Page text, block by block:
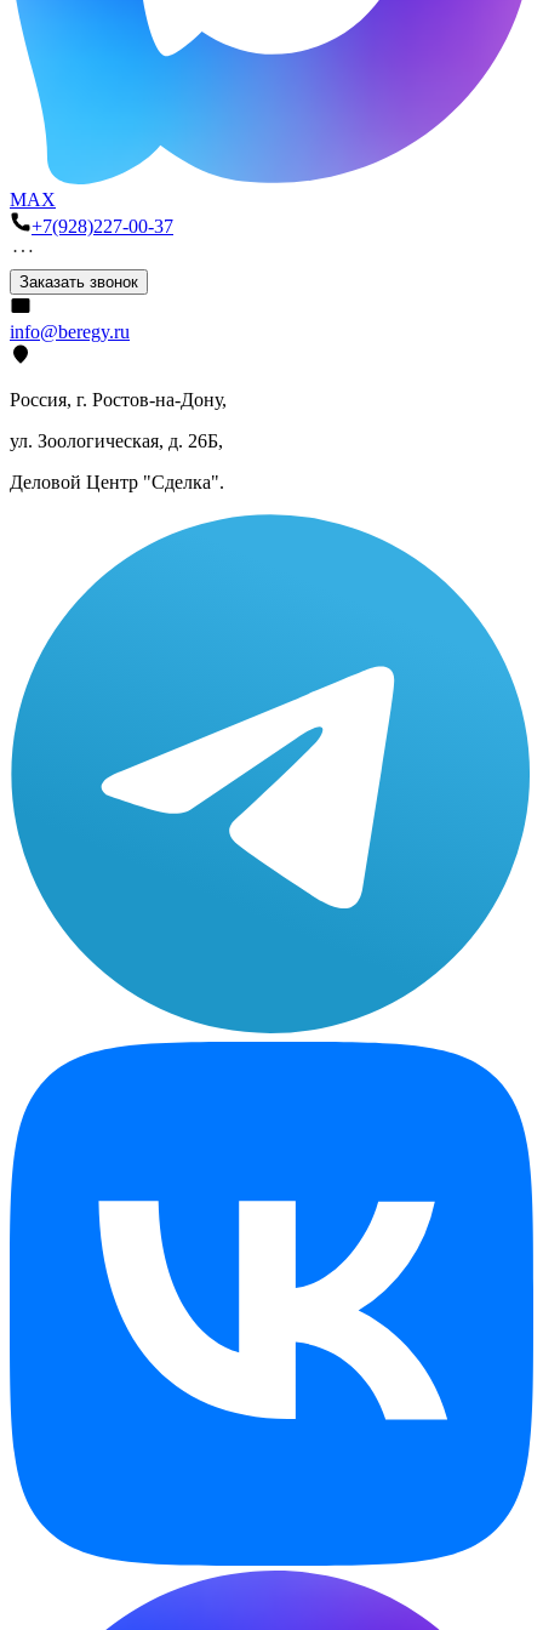
MAX
+7(928)227-00-37
Заказать звонок
info@beregy.ru
Россия, г. Ростов-на-Дону,
ул. Зоологическая, д. 26Б,
Деловой Центр "Сделка".